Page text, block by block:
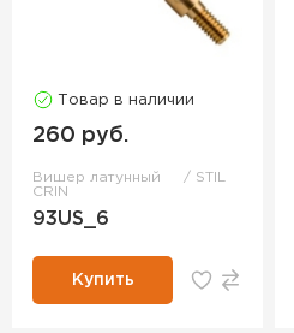
Товар в наличии
260 руб.
Вишер латунный
STIL
CRIN
93US_6
Купить